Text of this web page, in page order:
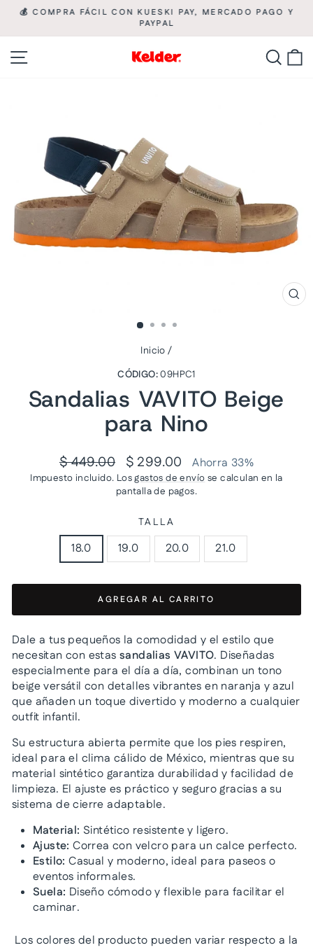
al
contenido
diapositivas
pausa
💰 COMPRA FÁCIL CON KUESKI PAY, MERCADO PAGO Y
PAYPAL
Inicio /
CÓDIGO:09HPC1
Sandalias VAVITO Beige
para Nino
Precio
habitual
$ 449.00
Precio
de
oferta
$ 299.00 Ahorra 33%
Impuesto incluido. Losgastos de envío se calculan en la
pantalla de pagos.
TALLA
18.0 19.0 20.0 21.0
AGREGAR AL CARRITO
Dale a tus pequeños la comodidad y el estilo que
necesitan con estas sandalias VAVITO. Diseñadas
especialmente para el día a día, combinan un tono
beige versátil con detalles vibrantes en naranja y azul
que añaden un toque divertido y moderno a cualquier
outfit infantil.
Su estructura abierta permite que los pies respiren,
ideal para el clima cálido de México, mientras que su
material sintético garantiza durabilidad y facilidad de
limpieza. El ajuste es práctico y seguro gracias a su
sistema de cierre adaptable.
Material: Sintético resistente y ligero.
Ajuste: Correa con velcro para un calce perfecto.
Estilo: Casual y moderno, ideal para paseos o
eventos informales.
Suela: Diseño cómodo y flexible para facilitar el
caminar.
Los colores del producto pueden variar respecto a la